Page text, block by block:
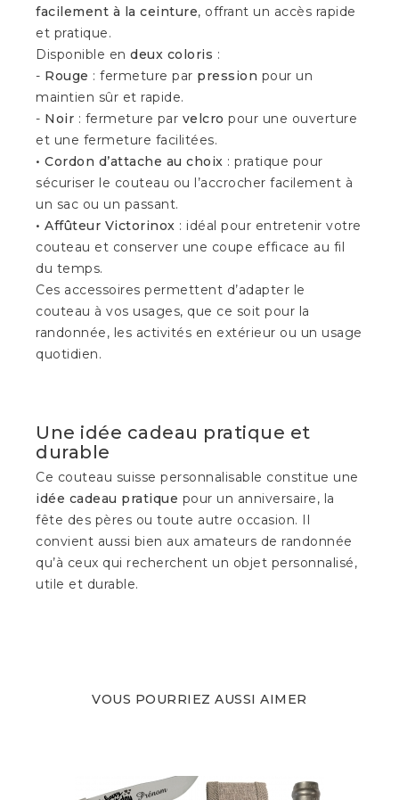
facilement à la ceinture, offrant un accès rapide
et pratique.
Disponible en deux coloris :
- Rouge : fermeture par pression pour un
maintien sûr et rapide.
- Noir : fermeture par velcro pour une ouverture
et une fermeture facilitées.
• Cordon d’attache au choix : pratique pour
sécuriser le couteau ou l’accrocher facilement à
un sac ou un passant.
• Affûteur Victorinox : idéal pour entretenir votre
couteau et conserver une coupe efficace au fil
du temps.
Ces accessoires permettent d’adapter le
couteau à vos usages, que ce soit pour la
randonnée, les activités en extérieur ou un usage
quotidien.
Une idée cadeau pratique et
durable
Ce couteau suisse personnalisable constitue une
idée cadeau pratique pour un anniversaire, la
fête des pères ou toute autre occasion. Il
convient aussi bien aux amateurs de randonnée
qu’à ceux qui recherchent un objet personnalisé,
utile et durable.
VOUS POURRIEZ AUSSI AIMER